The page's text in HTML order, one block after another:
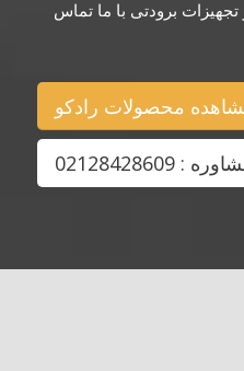
برودتی با ما تماس
محصولات رادکو
: 02128428609